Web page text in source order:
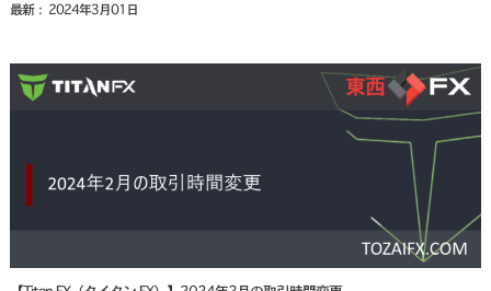
最新： 2024年3月01日